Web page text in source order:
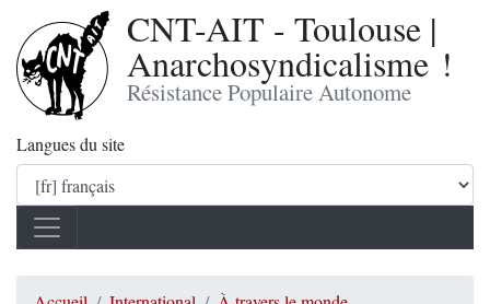
CNT-AIT - Toulouse |
Anarchosyndicalisme !
Résistance Populaire Autonome
Langues du site